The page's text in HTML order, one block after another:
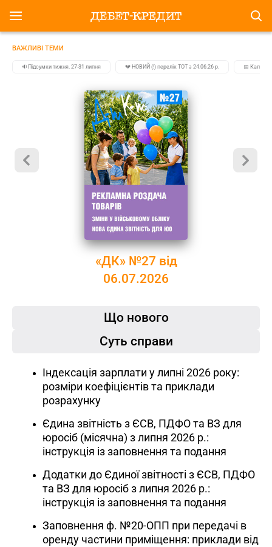
ВАЖЛИВІ ТЕМИ
🔉Підсумки тижня. 27-31 липня 💔 НОВИЙ (!) перелік ТОТ з 24.06.26 р. 📅
«ДК» №27 від
06.07.2026
Що нового
Суть справи
Індексація зарплати у липні 2026 року:
розміри коефіцієнтів та приклади
розрахунку
Єдина звітність з ЄСВ, ПДФО та ВЗ для
юросіб (місячна) з липня 2026 р.:
інструкція із заповнення та подання
Додатки до Єдиної звітності з ЄСВ, ПДФО
та ВЗ для юросіб з липня 2026 р.:
інструкція із заповнення та подання
Заповнення ф. №20-ОПП при передачі в
оренду частини приміщення: приклади від